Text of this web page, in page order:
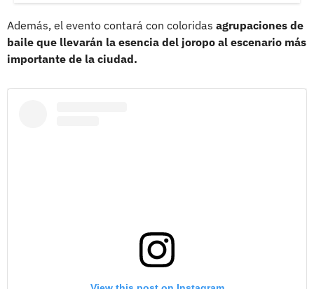
Además, el evento contará con coloridas agrupaciones de
baile que llevarán la esencia del joropo al escenario más
importante de la ciudad.